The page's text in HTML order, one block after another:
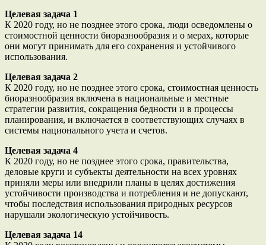
Целевая задача 1
К 2020 году, но не позднее этого срока, люди осведомлены о
стоимостной ценности биоразнообразия и о мерах, которые
они могут принимать для его сохранения и устойчивого
использования.
Целевая задача 2
К 2020 году, но не позднее этого срока, стоимостная ценность
биоразнообразия включена в национальные и местные
стратегии развития, сокращения бедности и в процессы
планирования, и включается в соответствующих случаях в
системы национального учета и счетов.
Целевая задача 4
К 2020 году, но не позднее этого срока, правительства,
деловые круги и субъекты деятельности на всех уровнях
приняли меры или внедрили планы в целях достижения
устойчивости производства и потребления и не допускают,
чтобы последствия использования природных ресурсов
нарушали экологическую устойчивость.
Целевая задача 14